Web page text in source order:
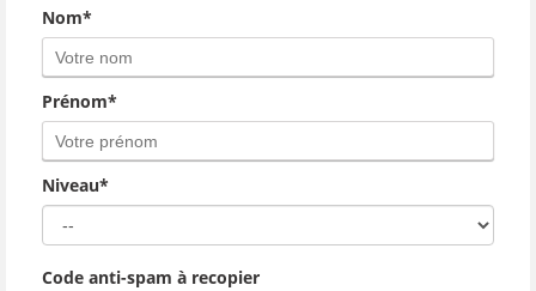
Nom*
Prénom*
Niveau*
Code anti-spam à recopier